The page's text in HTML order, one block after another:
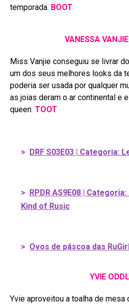
temporada. BOOT
VANESSA
Miss Vanjie conseguiu se livrar
um dos seus melhores looks da
poderia ser usada por qualquer
as joias deram o ar continental e
queen. TOOT
> DRF S03E03 | Categoria:
> RPDR AS9E08 |
Kind of Rusic
> Ovos de páscoa das
YVIE
Yvie aproveitou a toalha de mesa